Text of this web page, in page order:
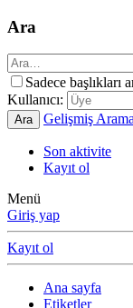
Ara
Sadece başlıkları
Kullanıcı:
Ara Gelişmiş
Son aktivite
Kayıt ol
Menü
Giriş yap
Kayıt ol
Ana sayfa
Etiketler